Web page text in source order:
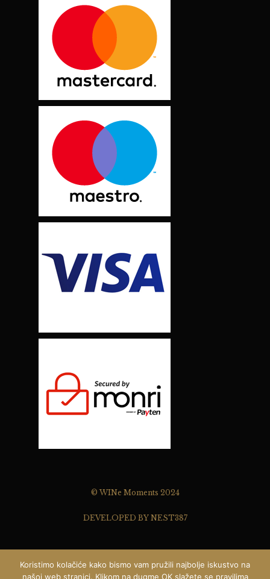
© WINe Moments 2024
DEVELOPED BY NEST387
Koristimo kolačiće kako bismo vam pružili najbolje iskustvo na
našoj web stranici. Klikom na dugme OK slažete se pravilima